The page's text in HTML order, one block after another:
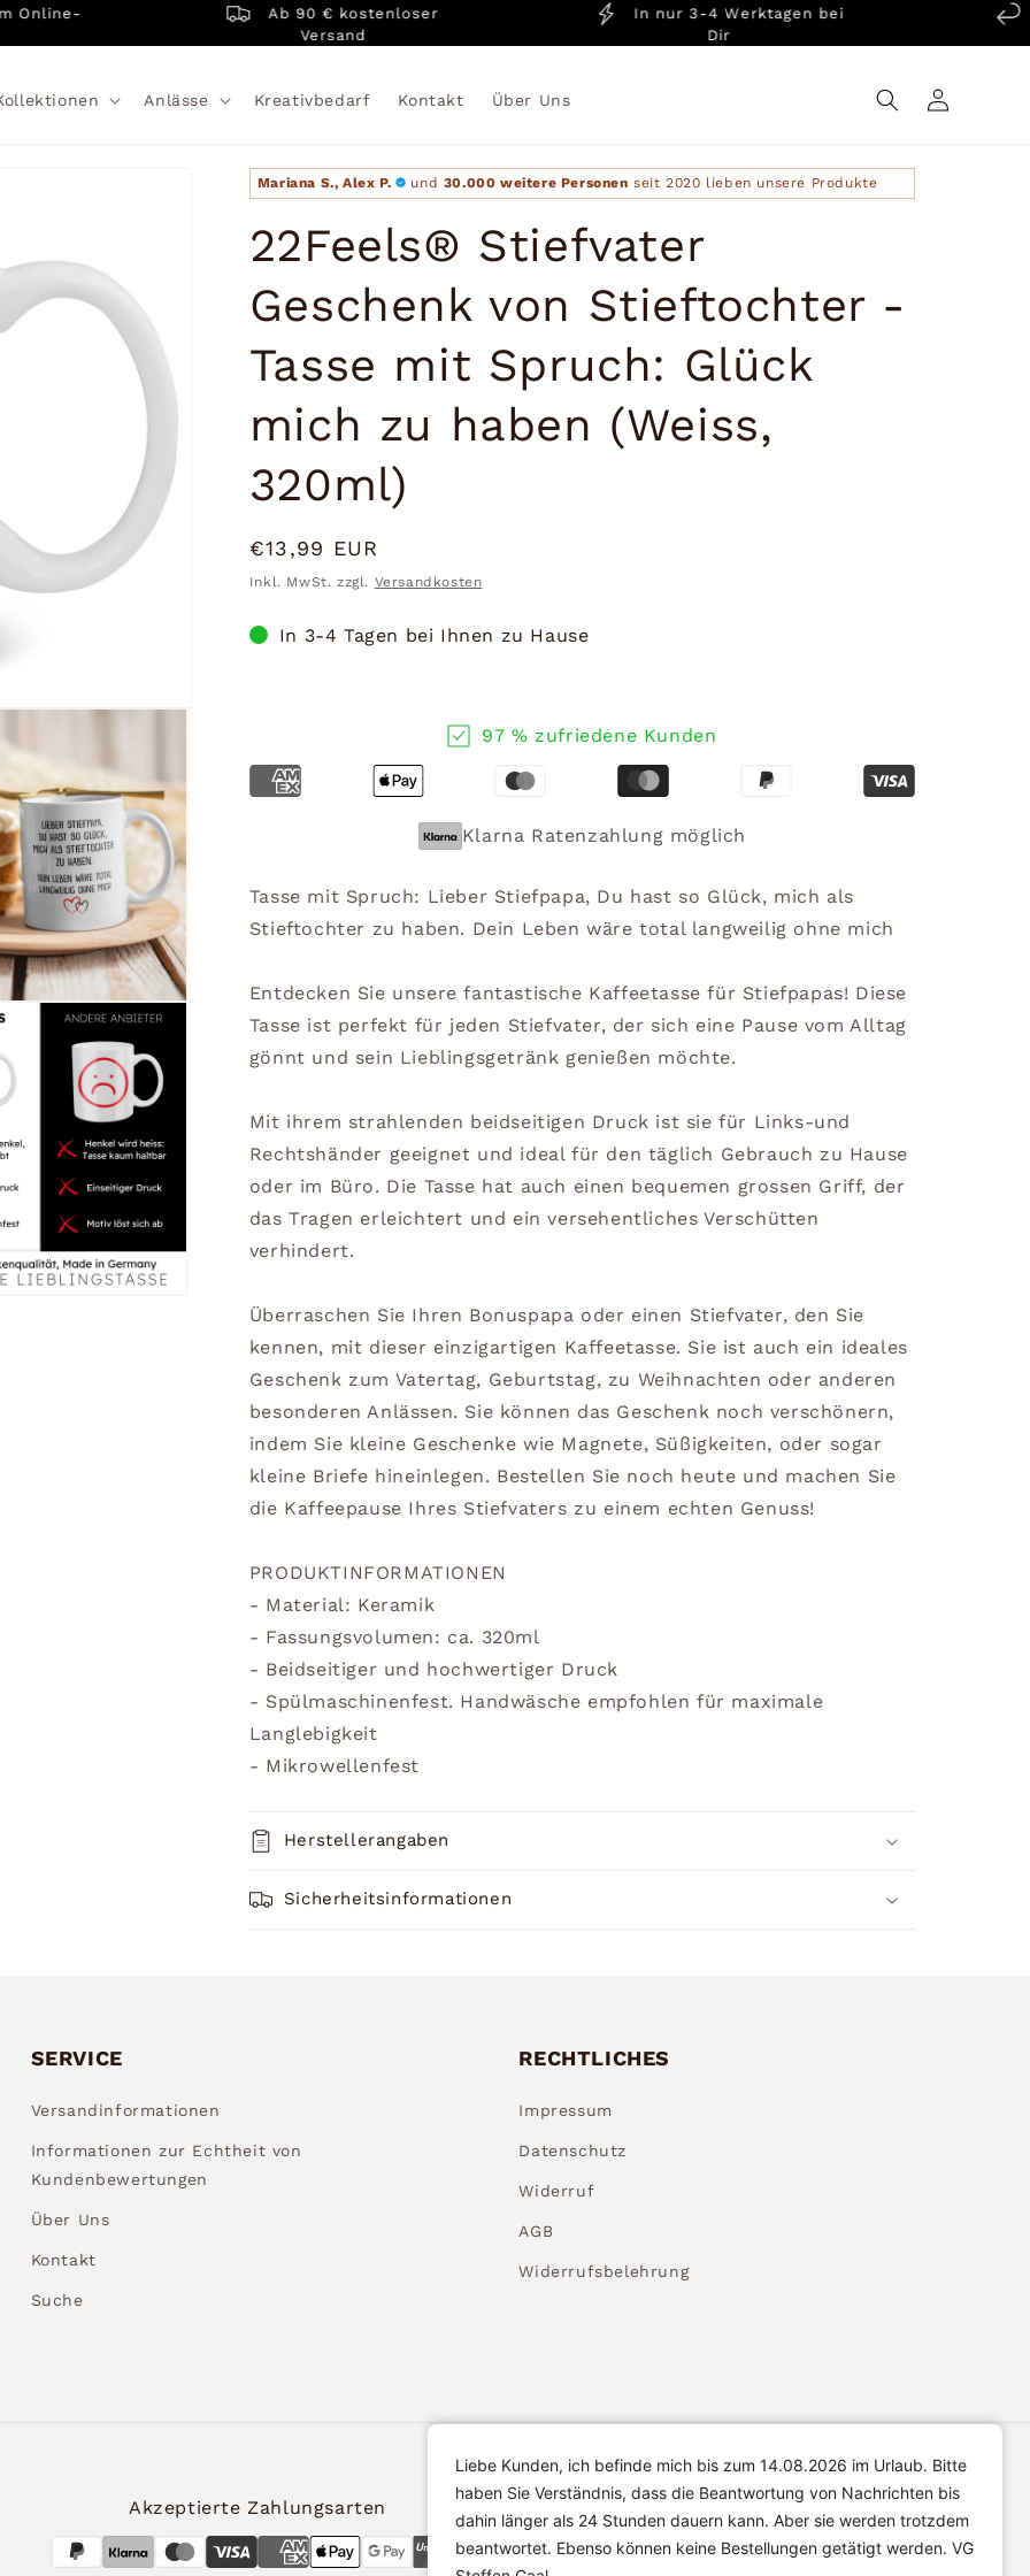
Ab 90 € kostenloser
Versand
In nur 3-4 Werktagen bei
14
Anlässe Kreativbedarf Kontakt Über Uns Einloggen
Mariana S., Alex P. und 30.000 weitere Personen seit 2020 lieben unsere Produkte
22Feels® Stiefvater
Geschenk von Stieftochter -
Tasse mit Spruch: Glück
mich zu haben (Weiss,
320ml)
Normaler
Preis
€13,99 EUR
Inkl. MwSt. zzgl. Versandkosten
In 3-4 Tagen bei Ihnen zu Hause
97 % zufriedene Kunden
Klarna Ratenzahlung möglich
Tasse mit Spruch: Lieber Stiefpapa, Du hast so Glück, mich als
Stieftochter zu haben. Dein Leben wäre total langweilig ohne mich
Entdecken Sie unsere fantastische Kaffeetasse für Stiefpapas! Diese
Tasse ist perfekt für jeden Stiefvater, der sich eine Pause vom Alltag
gönnt und sein Lieblingsgetränk genießen möchte.
Mit ihrem strahlenden beidseitigen Druck ist sie für Links-und
Rechtshänder geeignet und ideal für den täglich Gebrauch zu Hause
oder im Büro. Die Tasse hat auch einen bequemen grossen Griff, der
das Tragen erleichtert und ein versehentliches Verschütten
verhindert.
Überraschen Sie Ihren Bonuspapa oder einen Stiefvater, den Sie
kennen, mit dieser einzigartigen Kaffeetasse. Sie ist auch ein ideales
Geschenk zum Vatertag, Geburtstag, zu Weihnachten oder anderen
besonderen Anlässen. Sie können das Geschenk noch verschönern,
indem Sie kleine Geschenke wie Magnete, Süßigkeiten, oder sogar
kleine Briefe hineinlegen. Bestellen Sie noch heute und machen Sie
die Kaffeepause Ihres Stiefvaters zu einem echten Genuss!
PRODUKTINFORMATIONEN
- Material: Keramik
- Fassungsvolumen: ca. 320ml
- Beidseitiger und hochwertiger Druck
- Spülmaschinenfest. Handwäsche empfohlen für maximale
Langlebigkeit
- Mikrowellenfest
Herstellerangaben
Sicherheitsinformationen
SERVICE
Versandinformationen
Informationen zur Echtheit von
Kundenbewertungen
Über Uns
Kontakt
Suche
RECHTLICHES
Impressum
Datenschutz
Widerruf
AGB
Widerrufsbelehrung
Akzeptierte Zahlungsarten
Liebe Kunden, ich befinde mich bis zum 14.08.2026 im Urlaub. Bitte
haben Sie Verständnis, dass die Beantwortung von Nachrichten bis
dahin länger als 24 Stunden dauern kann. Aber sie werden trotzdem
beantwortet. Ebenso können keine Bestellungen getätigt werden. VG